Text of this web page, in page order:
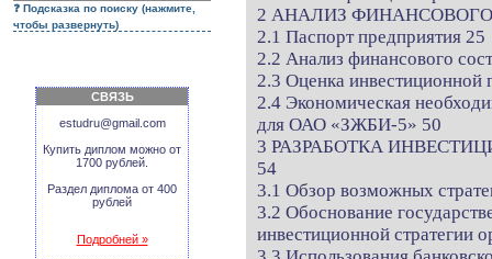
Подсказка по поиску (нажмите,
чтобы развернуть)
СВЯЗЬ
estudru@gmail.com
Купить диплом можно от
1700 рублей.
Раздел диплома от 400
рублей
Подробней »
2 АНАЛИЗ
2.1 Паспорт предприятия 25
2.2 Анализ финансового
2.3 Оценка
2.4 Экономическая
для ОАО «ЗЖБИ-5» 50
3 РАЗРАБОТКА
54
3.1 Обзор возможных
3.2 Обоснование
инвестиционной стратегии